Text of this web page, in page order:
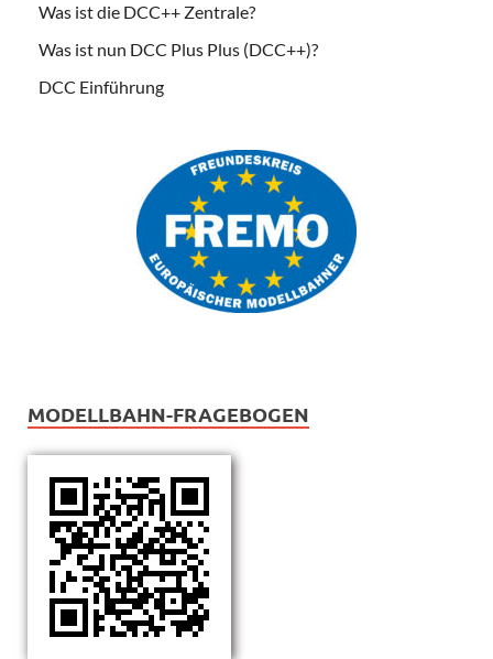
Was ist die DCC++ Zentrale?
Was ist nun DCC Plus Plus (DCC++)?
DCC Einführung
MODELLBAHN-FRAGEBOGEN